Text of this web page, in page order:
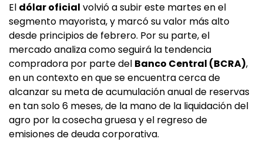
El dólar oficial volvió a subir este martes en el
segmento mayorista, y marcó su valor más alto
desde principios de febrero. Por su parte, el
mercado analiza como seguirá la tendencia
compradora por parte del Banco Central (BCRA),
en un contexto en que se encuentra cerca de
alcanzar su meta de acumulación anual de reservas
en tan solo 6 meses, de la mano de la liquidación del
agro por la cosecha gruesa y el regreso de
emisiones de deuda corporativa.